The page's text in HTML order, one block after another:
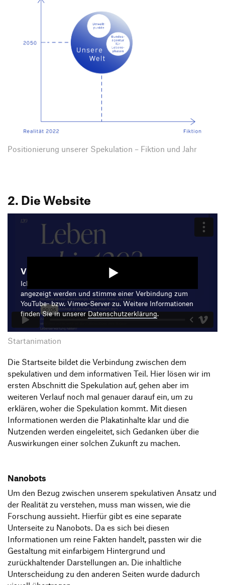
Positionierung unserer Spekulation – Fiktion und Jahr
2. Die Website
Video starten
Ich bin damit einverstanden, dass mir die Medieninhalte
angezeigt werden und stimme einer Verbindung zum
YouTube- bzw. Vimeo-Server zu. Weitere Informationen
finden Sie in unsererDatenschutzerklärung.
Startanimation
Die Startseite bildet die Verbindung zwischen dem
spekulativen und dem informativen Teil. Hier lösen wir im
ersten Abschnitt die Spekulation auf, gehen aber im
weiteren Verlauf noch mal genauer darauf ein, um zu
erklären, woher die Spekulation kommt. Mit diesen
Informationen werden die Plakatinhalte klar und die
Nutzenden werden eingeleitet, sich Gedanken über die
Auswirkungen einer solchen Zukunft zu machen.
Nanobots
Um den Bezug zwischen unserem spekulativen Ansatz und
der Realität zu verstehen, muss man wissen, wie die
Forschung aussieht. Hierfür gibt es eine separate
Unterseite zu Nanobots. Da es sich bei diesen
Informationen um reine Fakten handelt, passten wir die
Gestaltung mit einfarbigem Hintergrund und
zurückhaltender Darstellungen an. Die inhaltliche
Unterscheidung zu den anderen Seiten wurde dadurch